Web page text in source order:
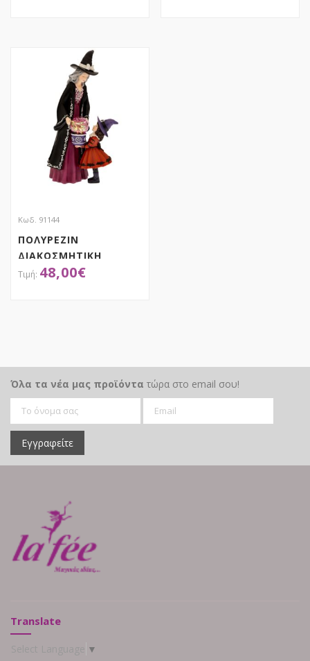
Κωδ. 91144
ΠΟΛΥΡΕΖΙΝ
ΔΙΑΚΟΣΜΗΤΙΚΗ
ΜΑΓΙΣΣΑ ΜΕ ΦΩΣ
48,00€
Όλα τα νέα μας προϊόντα τώρα στο email σου!
Εγγραφείτε
Translate
▼